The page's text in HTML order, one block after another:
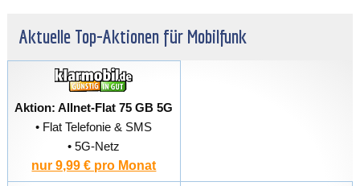
Aktuelle Top-Aktionen für Mobilfunk
Aktion: Allnet-Flat 75 GB 5G
• Flat Telefonie & SMS
• 5G-Netz
nur 9,99 € pro Monat